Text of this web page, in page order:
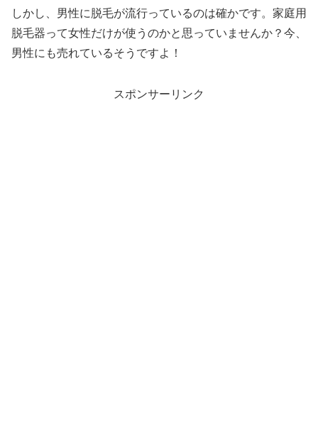
しかし、男性に脱毛が流行っているのは確かです。家庭用
脱毛器って女性だけが使うのかと思っていませんか？今、
男性にも売れているそうですよ！
スポンサーリンク